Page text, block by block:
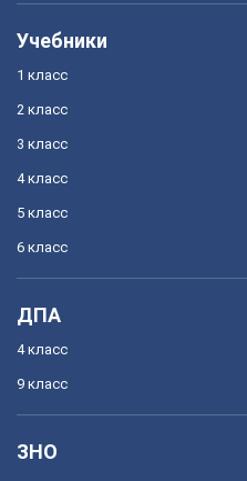
Учебники
1 класс
2 класс
3 класс
4 класс
5 класс
6 класс
ДПА
4 класс
9 класс
ЗНО